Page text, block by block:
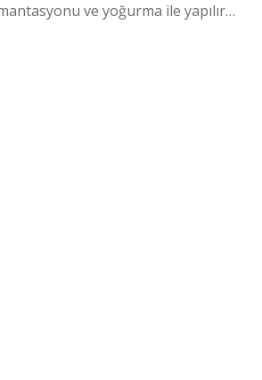
ve yoğurma ile yapılır…